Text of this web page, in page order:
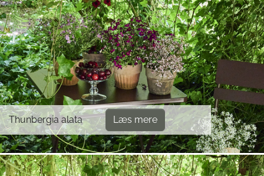
Thunbergia alata Læs mere